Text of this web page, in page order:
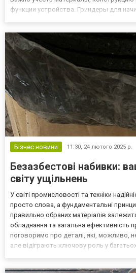
функции устройства. Гриндеры для
Бізнес новини 11:30, 24 лютого 2025 р.
Безазбестові набивки:
світу ущільнень
У світі промисловості та техніки
просто слова, а фундаментальні
правильно обраних матеріалів
обладнання та загальна ефективність
поговоримо про деталі, які, можливо,
але відіграють ключову роль у